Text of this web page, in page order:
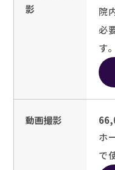
影
院
必
す。
動画撮影
ホ
で